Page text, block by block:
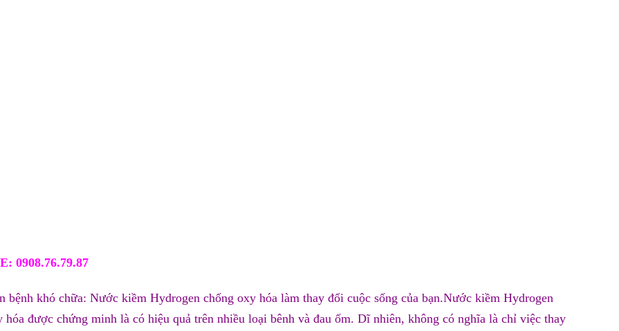
0908.76.79.87
bệnh khó chữa: Nước kiềm Hydrogen chống oxy hóa làm thay đổi cuộc sống của bạn.Nước kiềm Hydrogen
hóa được chứng minh là có hiệu quả trên nhiều loại bênh và đau ốm. Dĩ nhiên, không có nghĩa là chỉ việc thay